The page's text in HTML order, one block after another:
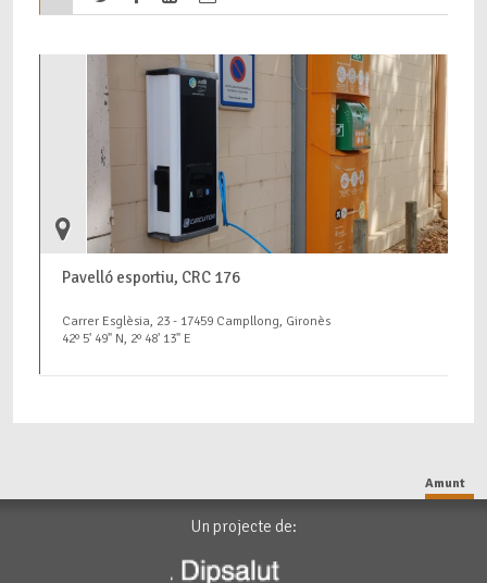
Pavelló esportiu, CRC 176
Carrer Esglèsia, 23 - 17459 Campllong, Gironès
42º 5' 49" N, 2º 48' 13" E
Amunt
Un projecte de: